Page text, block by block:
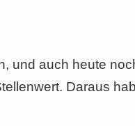
und auch heute
Daraus